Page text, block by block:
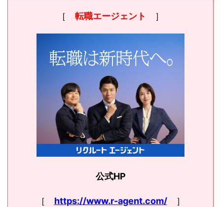
［ 転職エージェント ］
公式HP
［ https://www.r-agent.com/］